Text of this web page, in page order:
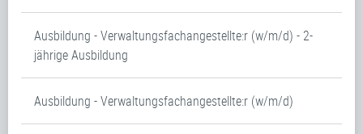
Ausbildung - Verwaltungsfachangestellte:r (w/m/d) - 2-
jährige Ausbildung
Ausbildung - Verwaltungsfachangestellte:r (w/m/d)